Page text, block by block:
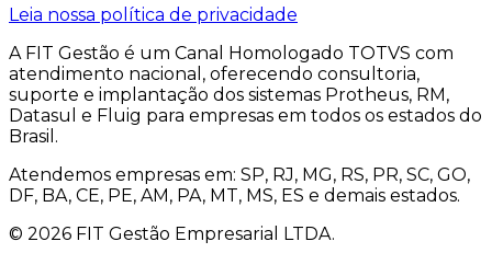
Leia nossa política de privacidade
A FIT Gestão é um Canal Homologado TOTVS com
atendimento nacional, oferecendo consultoria,
suporte e implantação dos sistemas Protheus, RM,
Datasul e Fluig para empresas em todos os estados do
Brasil.
Atendemos empresas em: SP, RJ, MG, RS, PR, SC, GO,
DF, BA, CE, PE, AM, PA, MT, MS, ES e demais estados.
© 2026 FIT Gestão Empresarial LTDA.